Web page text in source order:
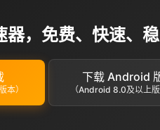
器，免费、快速、
本）
下载 Android
（Android 8.0及以上版